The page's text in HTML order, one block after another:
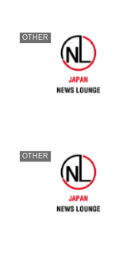
OTHER
OTHER